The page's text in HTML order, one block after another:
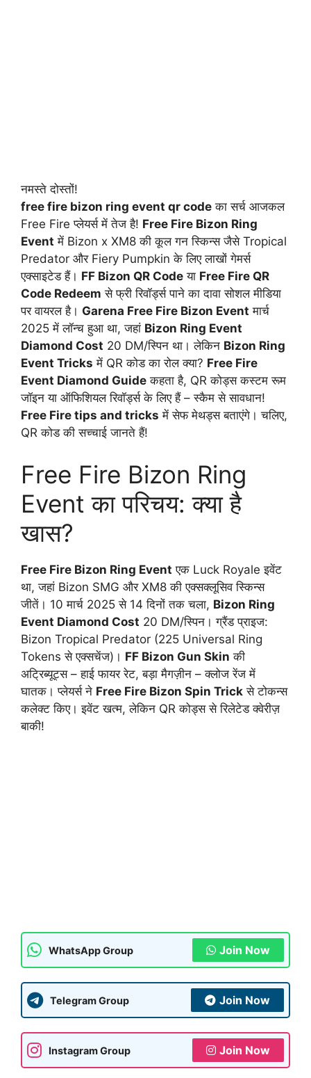
नमस्ते दोस्तों!
free fire bizon ring event qr code का सर्च आजकल
Free Fire प्लेयर्स में तेज है! Free Fire Bizon Ring
Event में Bizon x XM8 की कूल गन स्किन्स जैसे Tropical
Predator और Fiery Pumpkin के लिए लाखों गेमर्स
एक्साइटेड हैं। FF Bizon QR Code या Free Fire QR
Code Redeem से फ्री रिवॉर्ड्स पाने का दावा सोशल मीडिया
पर वायरल है। Garena Free Fire Bizon Event मार्च
2025 में लॉन्च हुआ था, जहां Bizon Ring Event
Diamond Cost 20 DM/स्पिन था। लेकिन Bizon Ring
Event Tricks में QR कोड का रोल क्या? Free Fire
Event Diamond Guide कहता है, QR कोड्स कस्टम रूम
जॉइन या ऑफिशियल रिवॉर्ड्स के लिए हैं – स्कैम से सावधान!
Free Fire tips and tricks में सेफ मेथड्स बताएंगे। चलिए,
QR कोड की सच्चाई जानते हैं!
Free Fire Bizon Ring
Event का परिचय: क्या है
खास?
Free Fire Bizon Ring Event एक Luck Royale इवेंट
था, जहां Bizon SMG और XM8 की एक्सक्लूसिव स्किन्स
जीतें। 10 मार्च 2025 से 14 दिनों तक चला, Bizon Ring
Event Diamond Cost 20 DM/स्पिन। ग्रैंड प्राइज:
Bizon Tropical Predator (225 Universal Ring
Tokens से एक्सचेंज)। FF Bizon Gun Skin की
अट्रिब्यूट्स – हाई फायर रेट, बड़ा मैगज़ीन – क्लोज रेंज में
घातक। प्लेयर्स ने Free Fire Bizon Spin Trick से टोकन्स
कलेक्ट किए। इवेंट खत्म, लेकिन QR कोड्स से रिलेटेड क्वेरीज़
बाकी!
WhatsApp Group Join Now
Telegram Group Join Now
Instagram Group Join Now